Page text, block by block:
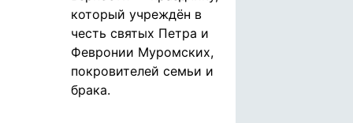
который учреждён в
честь святых Петра и
Февронии Муромских,
покровителей семьи и
брака.